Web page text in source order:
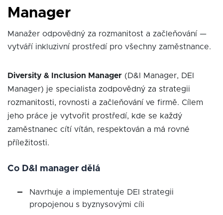
Manager
Manažer odpovědný za rozmanitost a začleňování —
vytváří inkluzivní prostředí pro všechny zaměstnance.
Diversity & Inclusion Manager (D&I Manager, DEI
Manager) je specialista zodpovědný za strategii
rozmanitosti, rovnosti a začleňování ve firmě. Cílem
jeho práce je vytvořit prostředí, kde se každý
zaměstnanec cítí vítán, respektován a má rovné
příležitosti.
Co D&I manager dělá
Navrhuje a implementuje DEI strategii
propojenou s byznysovými cíli